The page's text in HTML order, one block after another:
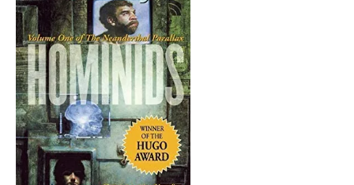
If you like movies, words and